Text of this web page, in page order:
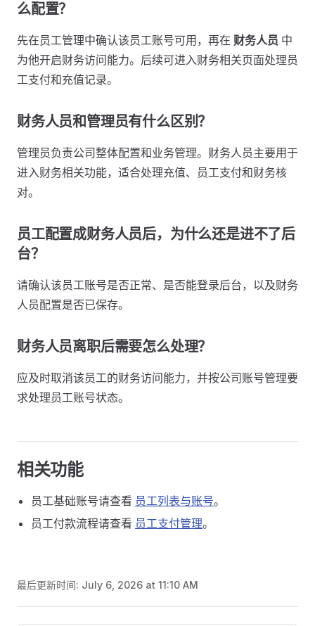
么配置？
先在员工管理中确认该员工账号可用，再在 财务人员 中
为他开启财务访问能力。后续可进入财务相关页面处理员
工支付和充值记录。
财务人员和管理员有什么区别？
管理员负责公司整体配置和业务管理。财务人员主要用于
进入财务相关功能，适合处理充值、员工支付和财务核
对。
员工配置成财务人员后，为什么还是进不了后
台？
请确认该员工账号是否正常、是否能登录后台，以及财务
人员配置是否已保存。
财务人员离职后需要怎么处理？
应及时取消该员工的财务访问能力，并按公司账号管理要
求处理员工账号状态。
相关功能
员工基础账号请查看 员工列表与账号。
员工付款流程请查看 员工支付管理。
最后更新时间: July 6, 2026 at 11:10 AM